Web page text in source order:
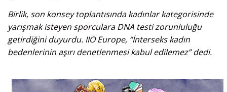
Birlik, son konsey toplantısında kadınlar kategorisinde
yarışmak isteyen sporculara DNA testi zorunluluğu
getirdiğini duyurdu. IIO Europe, “İnterseks kadın
bedenlerinin aşırı denetlenmesi kabul edilemez” dedi.